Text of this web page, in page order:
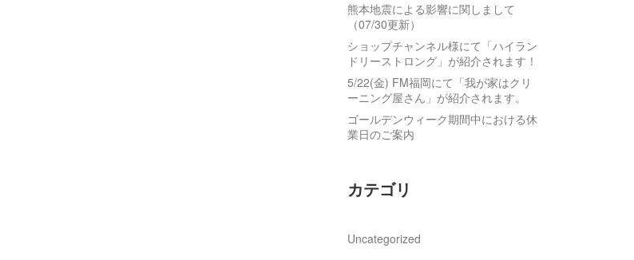
熊本地震による影響に関しまして
（07/30更新）
ショップチャンネル様にて「ハイラン
ドリーストロング」が紹介されます！
5/22(金) FM福岡にて「我が家はクリ
ーニング屋さん」が紹介されます。
ゴールデンウィーク期間中における休
業日のご案内
カテゴリ
Uncategorized